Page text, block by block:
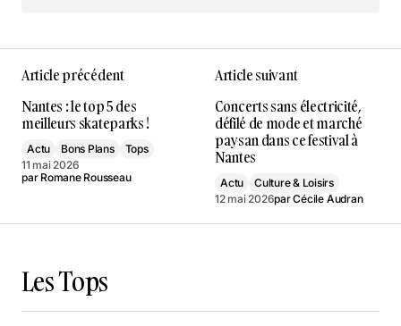
Article précédent
Nantes : le top 5 des
meilleurs skateparks !
Actu Bons Plans
Tops
11 mai 2026
par Romane Rousseau
Article suivant
Concerts sans électricité,
défilé de mode et marché
paysan dans ce festival à
Nantes
Actu
Culture & Loisirs
12 mai 2026parCécile Audran
Les Tops